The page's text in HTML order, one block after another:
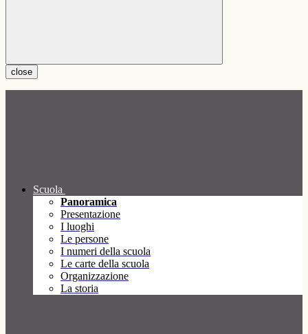
close
Scuola
Panoramica
Presentazione
I luoghi
Le persone
I numeri della scuola
Le carte della scuola
Organizzazione
La storia